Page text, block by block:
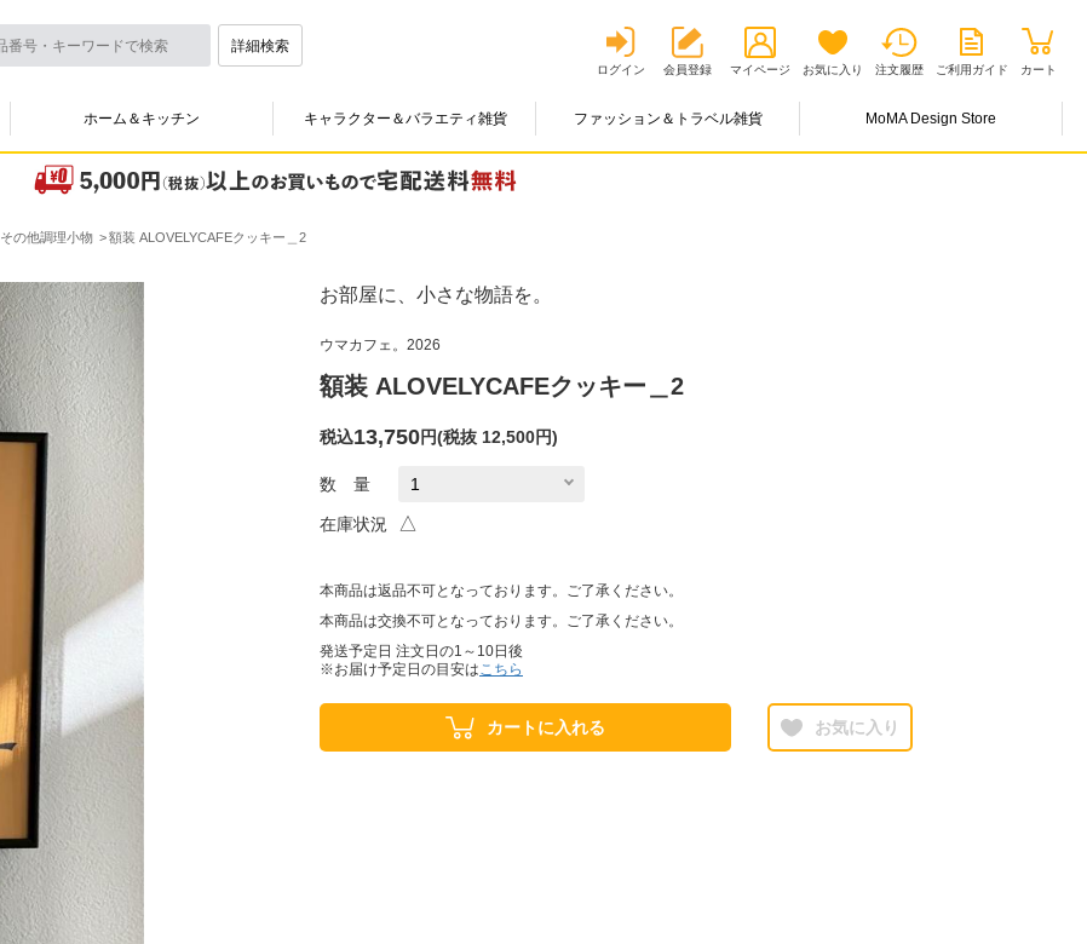
詳細検索
ログイン 会員登録 マイページ お気に入り 注文履歴 ご利用ガイド カート
ホーム＆キッチン キャラクター＆バラエティ雑貨 ファッション＆トラベル雑貨 MoMA Design Store
その他調理小物 額装 ALOVELYCAFEクッキー＿2
お部屋に、小さな物語を。
ウマカフェ。2026
額装 ALOVELYCAFEクッキー＿2
税込13,750円(税抜 12,500円)
数 量
在庫状況 △
本商品は返品不可となっております。ご了承ください。
本商品は交換不可となっております。ご了承ください。
発送予定日 注文日の1～10日後
※お届け予定日の目安はこちら
カートに入れる お気に入り